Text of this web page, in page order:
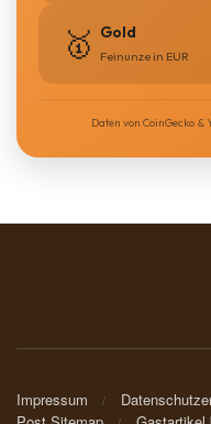
🥇 Gold
Feinunze in EUR
Daten von CoinGecko
Impressum